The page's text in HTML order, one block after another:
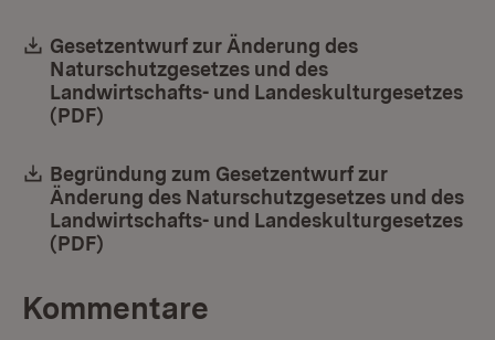
Download:
Gesetzentwurf zur Änderung des
Naturschutzgesetzes und des
Landwirtschafts- und Landeskulturgesetzes
(PDF)
Download:
Begründung zum Gesetzentwurf zur
Änderung des Naturschutzgesetzes und des
Landwirtschafts- und Landeskulturgesetzes
(PDF)
Kommentare